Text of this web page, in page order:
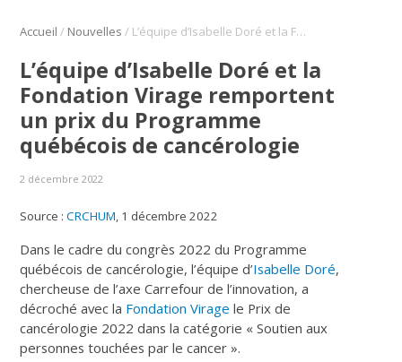
Accueil / Nouvelles / L’équipe d’Isabelle Doré et la Fondation Virage remportent un prix du Programme québécois de cancérologie
L’équipe d’Isabelle Doré et la
Fondation Virage remportent
un prix du Programme
québécois de cancérologie
2 décembre 2022
Source :CRCHUM, 1 décembre 2022
Dans le cadre du congrès 2022 du Programme
québécois de cancérologie, l’équipe d’Isabelle Doré,
chercheuse de l’axe Carrefour de l’innovation, a
décroché avec la Fondation Virage le Prix de
cancérologie 2022 dans la catégorie « Soutien aux
personnes touchées par le cancer ».